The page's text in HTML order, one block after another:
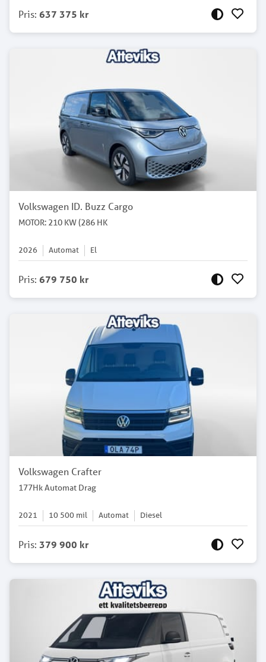
Pris: 637 375 kr
Volkswagen ID. Buzz Cargo
MOTOR: 210 KW (286 HK
2026 Automat El
Pris: 679 750 kr
Volkswagen Crafter
177Hk Automat Drag
2021 10 500 mil Automat Diesel
Pris: 379 900 kr